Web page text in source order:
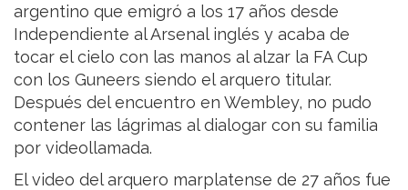
argentino que emigró a los 17 años desde
Independiente al Arsenal inglés y acaba de
tocar el cielo con las manos al alzar la FA Cup
con los Guneers siendo el arquero titular.
Después del encuentro en Wembley, no pudo
contener las lágrimas al dialogar con su familia
por videollamada.
El video del arquero marplatense de 27 años fue